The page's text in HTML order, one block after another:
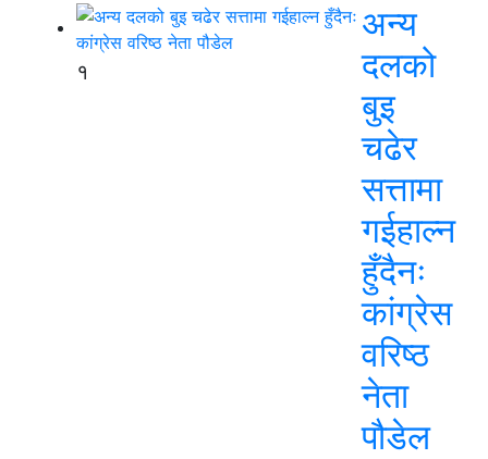
१
अन्य
दलको
बुइ
चढेर
सत्तामा
गईहाल्न
हुँदैनः
कांग्रेस
वरिष्ठ
नेता
पौडेल